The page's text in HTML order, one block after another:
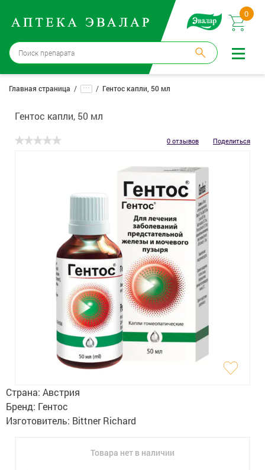
0
Бийск→ 15 аптек
Регистрация
Доставка и оплата
Изделия медицинского назначения
Планирование семьи
Медтехника
Ортопедия
Мама и малыш
Уход за больными
Главная страница ... Гентос капли, 50 мл
Гентос капли, 50 мл
0 отзывов Поделиться
Страна: Австрия
Бренд: Гентос
Изготовитель: Bittner Richard
Товара нет в наличии